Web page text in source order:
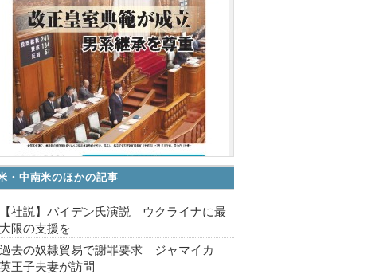
・中南米のほかの記事
【社説】バイデン氏演説 ウクライナに最
大限の支援を
過去の奴隷貿易で謝罪要求 ジャマイカ
英王子夫妻が訪問